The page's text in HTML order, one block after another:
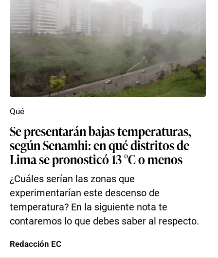
Se presentarán bajas temperaturas,
según Senamhi: en qué distritos de
Lima se pronosticó 13 °C o menos
¿Cuáles serían las zonas que
experimentarían este descenso de
temperatura? En la siguiente nota te
contaremos lo que debes saber al respecto.
Qué
Redacción EC